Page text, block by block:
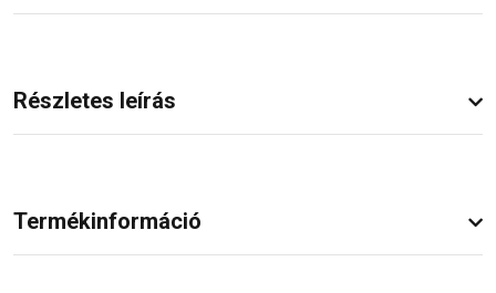
Részletes leírás
Termékinformáció